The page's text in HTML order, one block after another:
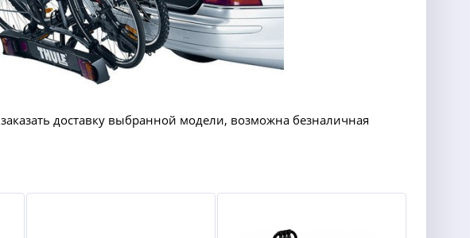
доставку выбранной модели, возможна безналичная